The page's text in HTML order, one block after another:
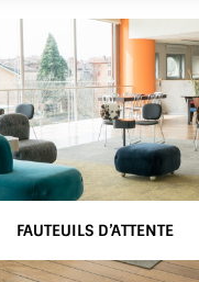
MEUBLES TECHNIQUES